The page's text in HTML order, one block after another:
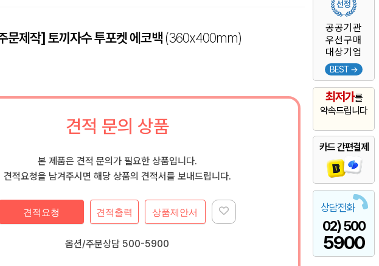
공공기관
우선구매
대상기업
BEST →
최저가를
약속드립니다
카드 간편결제
상담전화
02) 500
5900
문제작] 토끼자수 투포켓 에코백(360x400mm)
견적 문의 상품
본 제품은 견적 문의가 필요한 상품입니다.
견적요청을 남겨주시면 해당 상품의 견적서를 보내드립니다.
견적요청 상품제안서
견적출력
옵션/주문상담 500-5900